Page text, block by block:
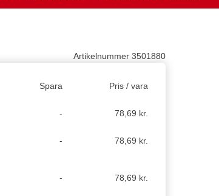
Artikelnummer 3501880
Spara Pris / vara
- 78,69 kr.
- 78,69 kr.
- 78,69 kr.